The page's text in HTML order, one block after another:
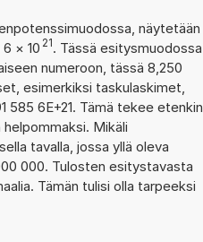
näytetään
6 × 10 21. Tässä esitysmuodossa
numeroon, tässä 8,250
esimerkiksi taskulaskimet,
6E+21. Tämä tekee etenkin
Mikäli
tavalla, jossa yllä oleva
000. Tulosten esitystavasta
Tämän tulisi olla tarpeeksi